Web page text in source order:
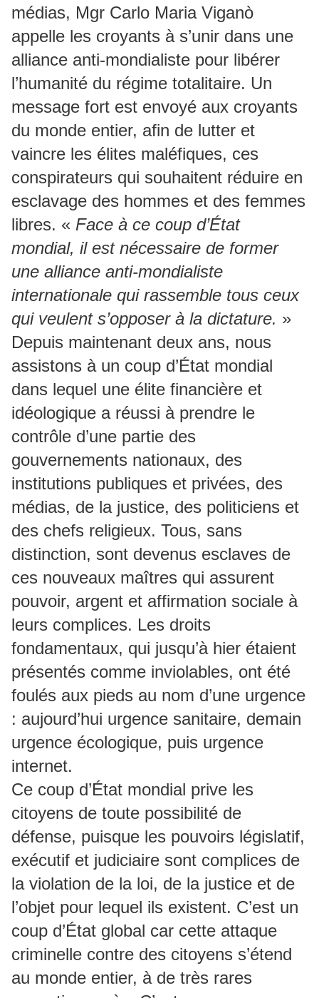
médias, Mgr Carlo Maria Viganò
appelle les croyants à s’unir dans une
alliance anti-mondialiste pour libérer
l’humanité du régime totalitaire. Un
message fort est envoyé aux croyants
du monde entier, afin de lutter et
vaincre les élites maléfiques, ces
conspirateurs qui souhaitent réduire en
esclavage des hommes et des femmes
libres. « Face à ce coup d’État
mondial, il est nécessaire de former
une alliance anti-mondialiste
internationale qui rassemble tous ceux
qui veulent s’opposer à la dictature. »
Depuis maintenant deux ans, nous
assistons à un coup d’État mondial
dans lequel une élite financière et
idéologique a réussi à prendre le
contrôle d’une partie des
gouvernements nationaux, des
institutions publiques et privées, des
médias, de la justice, des politiciens et
des chefs religieux. Tous, sans
distinction, sont devenus esclaves de
ces nouveaux maîtres qui assurent
pouvoir, argent et affirmation sociale à
leurs complices. Les droits
fondamentaux, qui jusqu’à hier étaient
présentés comme inviolables, ont été
foulés aux pieds au nom d’une urgence
: aujourd’hui urgence sanitaire, demain
urgence écologique, puis urgence
internet.
Ce coup d’État mondial prive les
citoyens de toute possibilité de
défense, puisque les pouvoirs législatif,
exécutif et judiciaire sont complices de
la violation de la loi, de la justice et de
l’objet pour lequel ils existent. C’est un
coup d’État global car cette attaque
criminelle contre des citoyens s’étend
au monde entier, à de très rares